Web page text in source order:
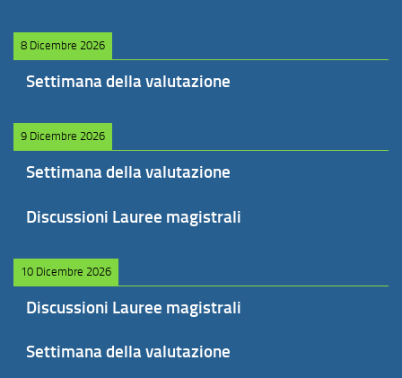
8 Dicembre 2026
Settimana della valutazione
9 Dicembre 2026
Settimana della valutazione
Discussioni Lauree magistrali
10 Dicembre 2026
Discussioni Lauree magistrali
Settimana della valutazione